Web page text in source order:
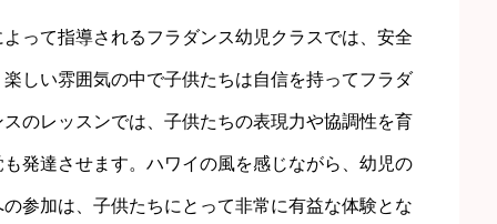
って指導されるフラダンス幼児クラスでは、安全
しい雰囲気の中で子供たちは自信を持ってフラダ
のレッスンでは、子供たちの表現力や協調性を育
発達させます。ハワイの風を感じながら、幼児の
参加は、子供たちにとって非常に有益な体験とな